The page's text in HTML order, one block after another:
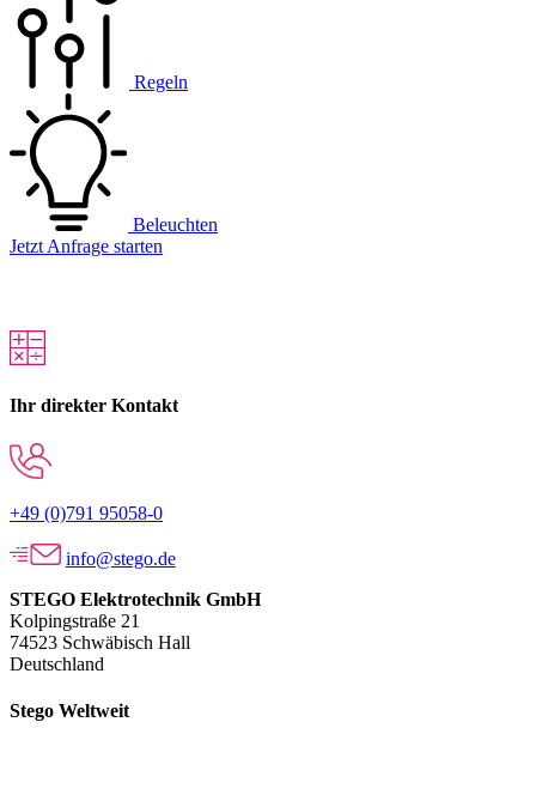
Regeln
Beleuchten
Jetzt Anfrage starten
Ihr direkter Kontakt
+49 (0)791 95058-0
info@stego.de
STEGO Elektrotechnik GmbH
Kolpingstraße 21
74523 Schwäbisch Hall
Deutschland
Stego Weltweit